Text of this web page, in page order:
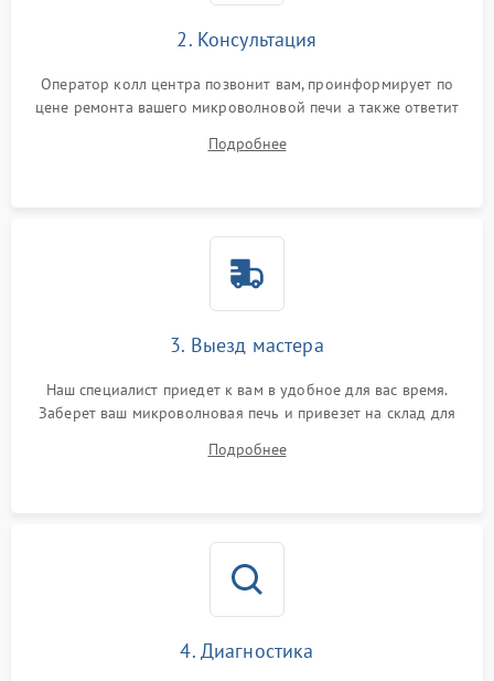
2. Консультация
Оператор колл центра позвонит вам, проинформирует по
цене ремонта вашего микроволновой печи а также ответит
Подробнее
3. Выезд мастера
Наш специалист приедет к вам в удобное для вас время.
Заберет ваш микроволновая печь и привезет на склад для
Подробнее
4. Диагностика